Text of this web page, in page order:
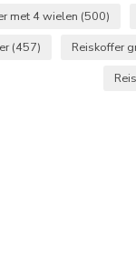
met 4 wielen (500)
(457) Reiskoffer